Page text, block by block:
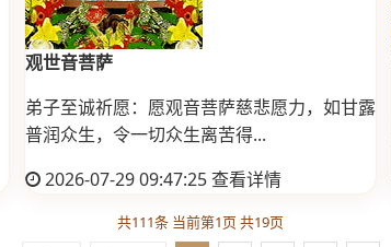
观世音菩萨
弟子至诚祈愿：愿观音菩萨慈悲愿力，如甘露
普润众生，令一切众生离苦得...
2026-07-29 09:47:25查看详情
共111条 当前第1页 共19页